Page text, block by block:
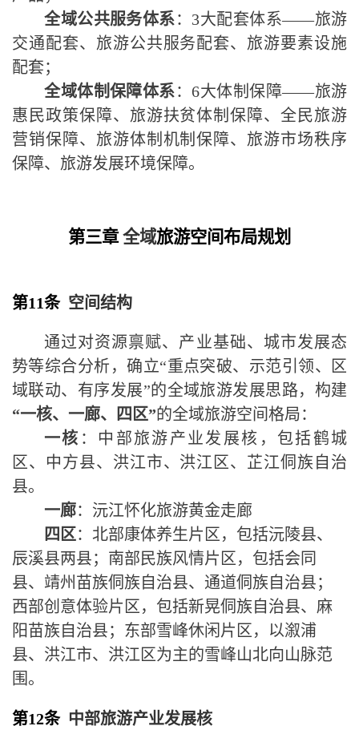
全域公共服务体系： 3大配套体系——旅游
交通配套、旅游公共服务配套、旅游要素设施
配套；
全域体制保障体系：6大体制保障——旅游
惠民政策保障、旅游扶贫体制保障、全民旅游
营销保障、旅游体制机制保障、旅游市场秩序
保障、旅游发展环境保障。
第三章 全域旅游空间布局规划
第11条 空间结构
通过对资源禀赋、产业基础、城市发展态
势等综合分析，确立“重点突破、示范引领、区
域联动、有序发展”的全域旅游发展思路，构建
“一核、一廊、四区”的全域旅游空间格局：
一核 ：中部旅游产业发展核，包括鹤城
区、中方县、洪江市、洪江区、芷江侗族自治
县。
一廊：沅江怀化旅游黄金走廊
四区：北部康体养生片区，包括沅陵县、
辰溪县两县；南部民族风情片区，包括会同
县、靖州苗族侗族自治县、通道侗族自治县；
西部创意体验片区，包括新晃侗族自治县、麻
阳苗族自治县；东部雪峰休闲片区，以溆浦
县、洪江市、洪江区为主的雪峰山北向山脉范
围。
第12条 中部旅游产业发展核